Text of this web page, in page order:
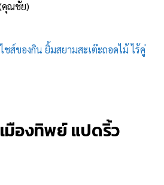
คุณชัย)
ส์ของกิน ยิ้มสยามสะเต๊ะถอดไม้ ไร้คู่
มืองทิพย์ แปดริ้ว